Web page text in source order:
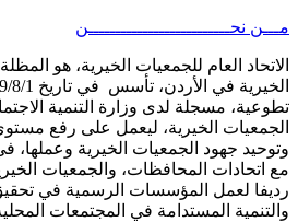
مـــن نحــــــــــــــــــــــــــن
الاتحاد العام للجمعيات الخيرية، هو
تطوعية، مسجلة لدى وزارة التنمية
الجمعيات الخيرية، ليعمل على رفع
وتوحيد جهود الجمعيات الخيرية وعملها،
مع اتحادات المحافظات، والجمعيات
رديفا لعمل المؤسسات الرسمية في
والتنمية المستدامة في المجتمعات